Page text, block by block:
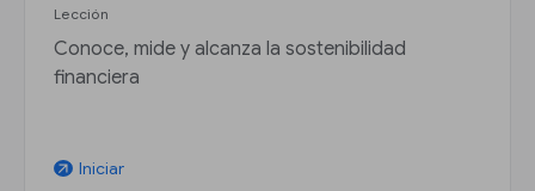
Lección
Conoce, mide y alcanza la sostenibilidad
financiera
arrow_outward Iniciar